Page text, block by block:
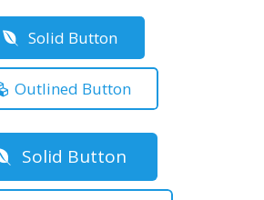
Solid Button
Outlined Button
Solid Button